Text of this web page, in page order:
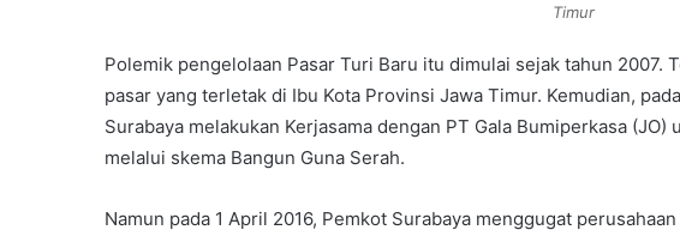
Timur
Polemik pengelolaan Pasar Turi Baru itu dimulai sejak tahun 2007.
pasar yang terletak di Ibu Kota Provinsi Jawa Timur. Kemudian,
Surabaya melakukan Kerjasama dengan PT Gala Bumiperkasa
melalui skema Bangun Guna Serah.
Namun pada 1 April 2016, Pemkot Surabaya menggugat